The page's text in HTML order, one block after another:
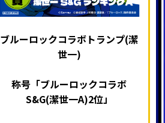
ブルーロックコラボトランプ(潔
世一)
称号「ブルーロックコラボ
S&G(潔世一A)2位」